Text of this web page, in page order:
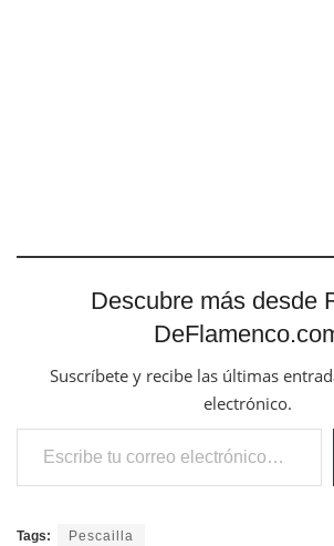
Descubre más desde
Suscríbete y recibe las últimas
electrónico.
Escribe tu correo electrónico…
Tags: Pescailla